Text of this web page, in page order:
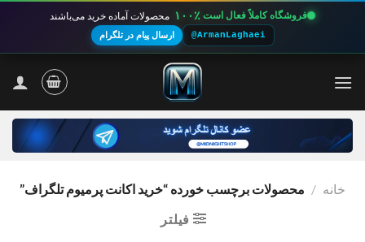
فروشگاه کاملاً فعال است ۱۰۰٪ محصولات آماده خرید می‌باشند
@ArmanLaghaei ارسال پیام در تلگرام
خانه / محصولات برچسب خورده “خرید اکانت پرمیوم تلگراف”
فیلتر